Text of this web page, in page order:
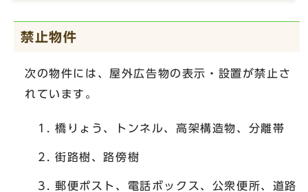
禁止物件
次の物件には、屋外広告物の表示・設置が禁止さ
れています。
橋りょう、トンネル、高架構造物、分離帯
街路樹、路傍樹
郵便ポスト、電話ボックス、公衆便所、道路